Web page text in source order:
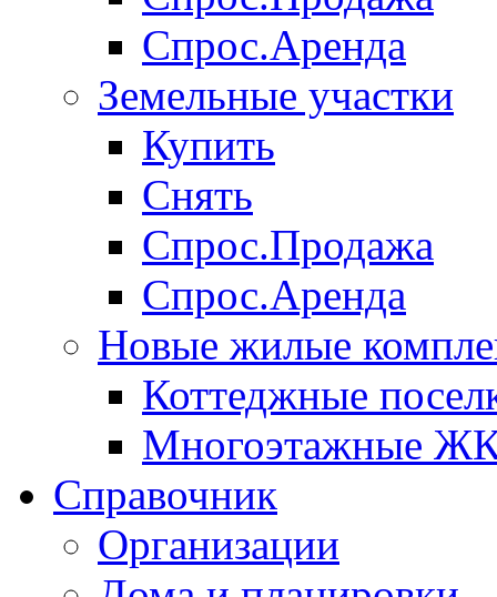
Спрос.Аренда
Земельные участки
Купить
Снять
Спрос.Продажа
Спрос.Аренда
Новые жилые
Коттеджные
Многоэтажные
Справочник
Организации